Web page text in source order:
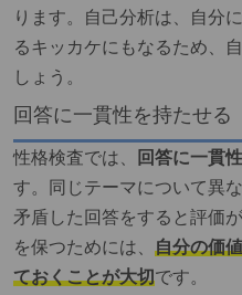
ります。自己分析は、自分
るキッカケにもなるため、
しょう。
回答に一貫性を持たせる
性格検査では、 回答に一貫
す。同じテーマについて異
矛盾した回答をすると評価
を保つためには、 自分の価
ておくことが大切です。